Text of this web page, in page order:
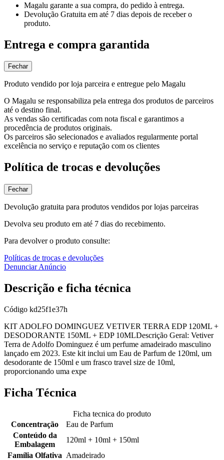
Magalu garante a sua compra, do pedido à entrega.
Devolução Gratuita em até 7 dias depois de receber o
produto.
Entrega e compra garantida
Fechar
Produto vendido por loja parceira e entregue pelo Magalu
O Magalu se responsabiliza pela entrega dos produtos de parceiros
até o destino final.
As vendas são certificadas com nota fiscal e garantimos a
procedência de produtos originais.
Os parceiros são selecionados e avaliados regularmente portal
excelência no serviço e reputação com os clientes
Política de trocas e devoluções
Fechar
Devolução gratuita para produtos vendidos por lojas parceiras
Devolva seu produto em até 7 dias do recebimento.
Para devolver o produto consulte:
Políticas de trocas e devoluções
Denunciar Anúncio
Descrição e ficha técnica
Código kd25f1e37h
KIT ADOLFO DOMINGUEZ VETIVER TERRA EDP 120ML +
DESODORANTE 150ML + EDP 10MLDescrição Geral: Vetiver
Terra de Adolfo Dominguez é um perfume amadeirado masculino
lançado em 2023. Este kit inclui um Eau de Parfum de 120ml, um
desodorante de 150ml e um frasco travel size de 10ml,
proporcionando uma expe
Ficha Técnica
Ficha tecnica do produto
Concentração
Eau de Parfum
Conteúdo da
Embalagem
120ml + 10ml + 150ml
Família Olfativa Amadeirado